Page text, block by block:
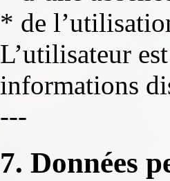
* de
L’utilisateur
informations
---
7. Données